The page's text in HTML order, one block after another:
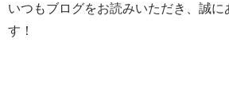
いつもブログをお読みいただき、誠に
す！